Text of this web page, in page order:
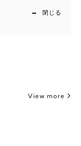
閉じる
View more